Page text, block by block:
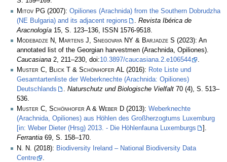
Mitov PG (2007): Opiliones (Arachnida) from the Southern Dobrudzha
(NE Bulgaria) and its adjacent regions
Revista Ibérica de
Aracnología 15, S. 123–136, ISSN 1576-9518.
Modebadze N, Martens J, Snegovaya NY & Barjadze S (2023): An
annotated list of the Georgian harvestmen (Arachnida, Opiliones).
Caucasiana 2, 211–230, doi:10.3897/caucasiana.2.e106544
.
Muster C, Blick T & Schönhofer AL (2016): Rote Liste und
Gesamtartenliste der Weberknechte (Arachnida: Opiliones)
Deutschlands
. Naturschutz und Biologische Vielfalt 70 (4), S. 513–
536.
Muster C, Schönhofer A & Weber D (2013): Weberknechte
(Arachnida, Opiliones) aus Höhlen des Großherzogtums Luxemburg
[in: Weber Dieter (Hrsg) 2013. - Die Höhlenfauna Luxemburgs
].
Ferrantia 69, S. 158–170.
N. N.
(2018): Biodiversity Ireland – National Biodiversity Data
Centre